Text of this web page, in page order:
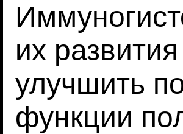
их
улучшить
функции